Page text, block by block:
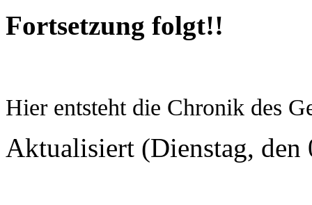
Fortsetzung folgt!!
Hier entsteht die Chronik des
Aktualisiert (Dienstag,